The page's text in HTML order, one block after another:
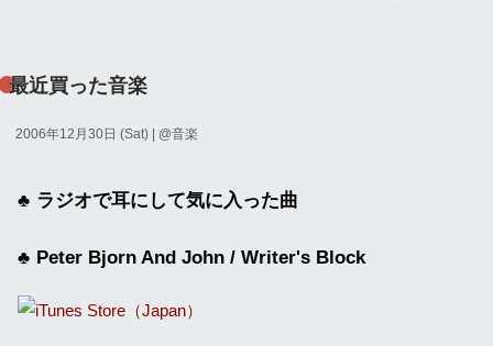
最近買った音楽
2006年12月30日 (Sat) | @音楽
ラジオで耳にして気に入った曲
Peter Bjorn And John / Writer's Block